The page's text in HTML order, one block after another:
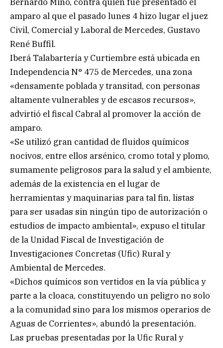
amparo al que el pasado lunes 4 hizo lugar el juez
Civil, Comercial y Laboral de Mercedes, Gustavo
René Buffil.
Iberá Talabartería y Curtiembre está ubicada en
Independencia N° 475 de Mercedes, una zona
«densamente poblada y transitad, con personas
altamente vulnerables y de escasos recursos»,
advirtió el fiscal Cabral al promover la acción de
amparo.
«Se utilizó gran cantidad de fluidos químicos
nocivos, entre ellos arsénico, cromo total y plomo,
sumamente peligrosos para la salud y el ambiente,
además de la existencia en el lugar de
herramientas y maquinarias para tal fin, listas
para ser usadas sin ningún tipo de autorización o
estudios de impacto ambiental», expuso el titular
de la Unidad Fiscal de Investigación de
Investigaciones Concretas (Ufic) Rural y
Ambiental de Mercedes.
«Dichos químicos son vertidos en la vía pública y
parte a la cloaca, constituyendo un peligro no solo
a la comunidad sino para los mismos operarios de
Aguas de Corrientes», abundó la presentación.
Las pruebas presentadas por la Ufic Rural y